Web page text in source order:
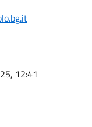
12:41